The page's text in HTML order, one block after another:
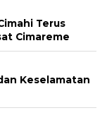
Terus
Cimareme
Keselamatan